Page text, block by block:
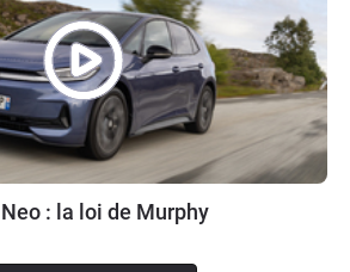
: la loi de Murphy